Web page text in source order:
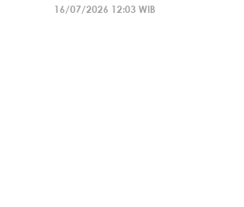
16/07/2026 12:03 WIB